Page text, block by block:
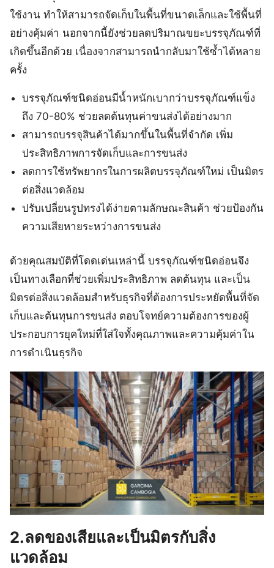
ใช้งาน ทำให้สามารถจัดเก็บในพื้นที่ขนาดเล็กและใช้พื้นที่
อย่างคุ้มค่า นอกจากนี้ยังช่วยลดปริมาณขยะบรรจุภัณฑ์ที่
เกิดขึ้นอีกด้วย เนื่องจากสามารถนำกลับมาใช้ซ้ำได้หลาย
ครั้ง
บรรจุภัณฑ์ชนิดอ่อนมีน้ำหนักเบากว่าบรรจุภัณฑ์แข็ง
ถึง 70-80% ช่วยลดต้นทุนค่าขนส่งได้อย่างมาก
สามารถบรรจุสินค้าได้มากขึ้นในพื้นที่จำกัด เพิ่ม
ประสิทธิภาพการจัดเก็บและการขนส่ง
ลดการใช้ทรัพยากรในการผลิตบรรจุภัณฑ์ใหม่ เป็นมิตร
ต่อสิ่งแวดล้อม
ปรับเปลี่ยนรูปทรงได้ง่ายตามลักษณะสินค้า ช่วยป้องกัน
ความเสียหายระหว่างการขนส่ง
ด้วยคุณสมบัติที่โดดเด่นเหล่านี้ บรรจุภัณฑ์ชนิดอ่อนจึง
เป็นทางเลือกที่ช่วยเพิ่มประสิทธิภาพ ลดต้นทุน และเป็น
มิตรต่อสิ่งแวดล้อมสำหรับธุรกิจที่ต้องการประหยัดพื้นที่จัด
เก็บและต้นทุนการขนส่ง ตอบโจทย์ความต้องการของผู้
ประกอบการยุคใหม่ที่ใส่ใจทั้งคุณภาพและความคุ้มค่าใน
การดำเนินธุรกิจ
2.ลดของเสียและเป็นมิตรกับสิ่ง
แวดล้อม